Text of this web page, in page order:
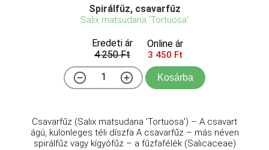
Spirálfűz, csavarfűz
Salix matsudana 'Tortuosa'
Eredeti ár
4 250 Ft
Online ár
3 450 Ft
Kosárba
Csavarfűz (Salix matsudana 'Tortuosa') – A csavart
ágú, különleges téli díszfa A csavarfűz – más néven
spirálfűz vagy kígyófűz – a fűzfafélék (Salicaceae)